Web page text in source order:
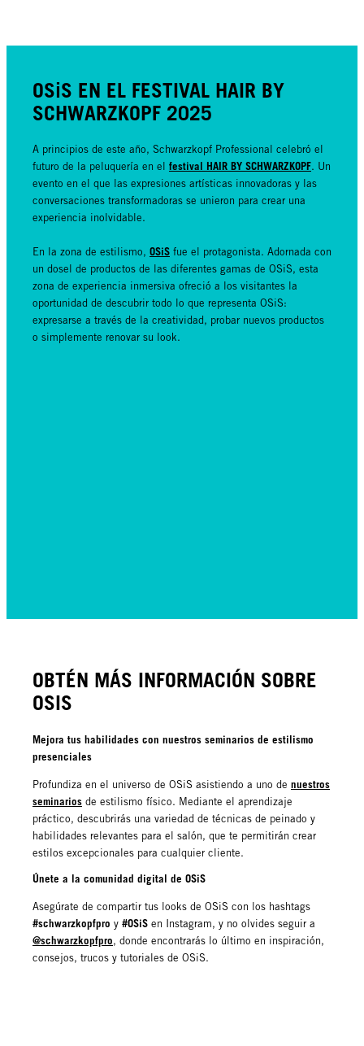
OSiS EN EL FESTIVAL HAIR BY
SCHWARZKOPF 2025
A principios de este año, Schwarzkopf Professional celebró el
futuro de la peluquería en el festival HAIR BY SCHWARZKOPF. Un
evento en el que las expresiones artísticas innovadoras y las
conversaciones transformadoras se unieron para crear una
experiencia inolvidable.
En la zona de estilismo, OSiS fue el protagonista. Adornada con
un dosel de productos de las diferentes gamas de OSiS, esta
zona de experiencia inmersiva ofreció a los visitantes la
oportunidad de descubrir todo lo que representa OSiS:
expresarse a través de la creatividad, probar nuevos productos
o simplemente renovar su look.
OBTÉN MÁS INFORMACIÓN SOBRE
OSIS
Mejora tus habilidades con nuestros seminarios de estilismo
presenciales
Profundiza en el universo de OSiS asistiendo a uno de nuestros
seminarios de estilismo físico. Mediante el aprendizaje
práctico, descubrirás una variedad de técnicas de peinado y
habilidades relevantes para el salón, que te permitirán crear
estilos excepcionales para cualquier cliente.
Únete a la comunidad digital de OSiS
Asegúrate de compartir tus looks de OSiS con los hashtags
#schwarzkopfpro y #OSiS en Instagram, y no olvides seguir a
@schwarzkopfpro, donde encontrarás lo último en inspiración,
consejos, trucos y tutoriales de OSiS.